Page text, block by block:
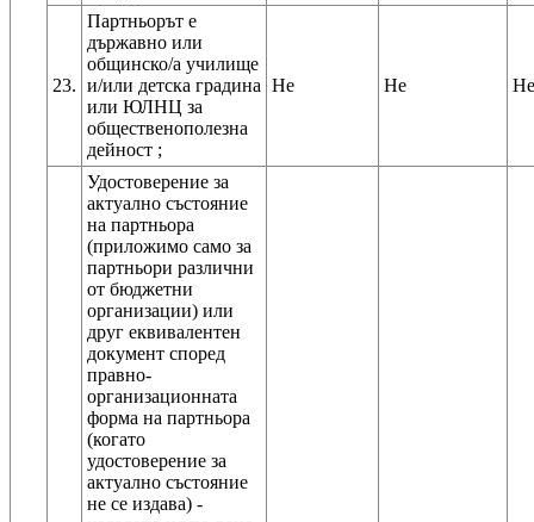
23.
Партньорът е
държавно или
общинско/а училище
и/или детска градина
или ЮЛНЦ за
общественополезна
дейност ;
Не Не Не
Удостоверение за
актуално състояние
на партньора
(приложимо само за
партньори различни
от бюджетни
организации) или
друг еквивалентен
документ според
правно-
организационната
форма на партньора
(когато
удостоверение за
актуално състояние
не се издава) -